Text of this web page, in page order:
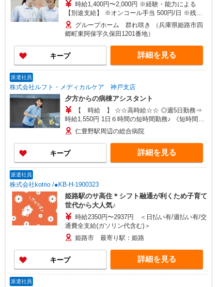
時給1,400円〜2,000円 ※経験・能力による
【別途支給】 ※オンコール手当 500円/日 ※残業
手当グループホーム 群れ咲き （兵庫県姫路市四
郷町東阿保字久保田1201番地）
キープ 詳細を見る
派遣社員
株式会社ルフト・メディカルケア 神戸支店
夕方からの病棟アシスタント
【 時給 】 ☆☆高時給☆☆ ◎週5日勤務⇒
時給1,550円 1日６時間の短時間勤務♪ 《短時間×
高時給》で効率良くお仕事をしたい方必見！ シフ
ト制、平日のみの勤務…等、ご希望のお伝えが可
能です！ ◇交通費規定支給 ◇マイカー通勤可
仁豊野駅周辺の総合病院
キープ 詳細を見る
派遣社員
株式会社kotrio /●KB-H-1900323
姫路駅のサ高住＊シフト融通が利くため子育て
世代から大人気♪
時給2350円〜2937円 ＜日払い有/週払い有/交
通費全支給(ガソリン代含む)＞
姫路市 最寄り駅：姫路
キープ 詳細を見る
派遣社員